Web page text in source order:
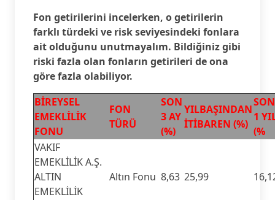
Fon getirilerini incelerken, o getirilerin
farklı türdeki ve risk seviyesindeki fonlara
ait olduğunu unutmayalım. Bildiğiniz gibi
riski fazla olan fonların getirileri de ona
göre fazla olabiliyor.
BİREYSEL
EMEKLİLİK
FONU
FON
TÜRÜ
SON
3 AY
(%)
YILBAŞINDAN
İTİBAREN (%)
SON
1
(%
VAKIF
EMEKLİLİK A.Ş.
ALTIN
EMEKLİLİK
Altın Fonu 8,63 25,99